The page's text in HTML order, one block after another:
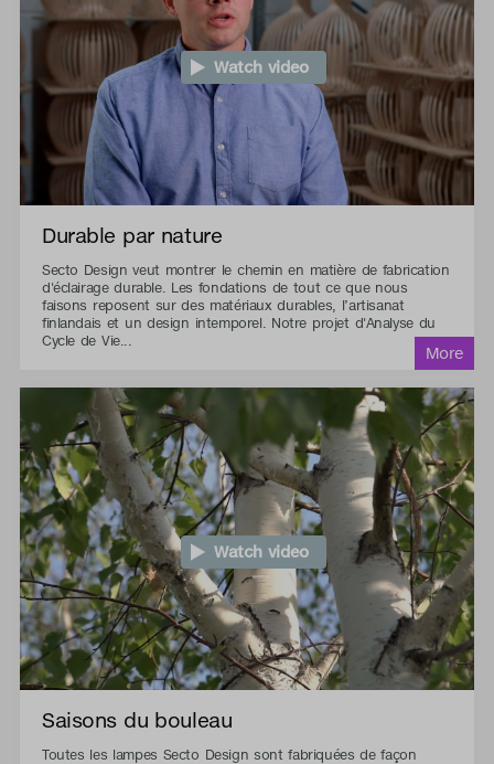
Watch video
Durable par nature
Secto Design veut montrer le chemin en matière de fabrication
d'éclairage durable. Les fondations de tout ce que nous
faisons reposent sur des matériaux durables, l’artisanat
finlandais et un design intemporel. Notre projet d'Analyse du
Cycle de Vie...
Watch video
Saisons du bouleau
Toutes les lampes Secto Design sont fabriquées de façon